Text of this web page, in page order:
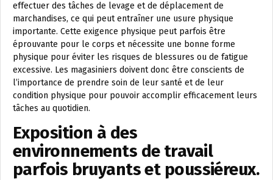
effectuer des tâches de levage et de déplacement de
marchandises, ce qui peut entraîner une usure physique
importante. Cette exigence physique peut parfois être
éprouvante pour le corps et nécessite une bonne forme
physique pour éviter les risques de blessures ou de fatigue
excessive. Les magasiniers doivent donc être conscients de
l’importance de prendre soin de leur santé et de leur
condition physique pour pouvoir accomplir efficacement leurs
tâches au quotidien.
Exposition à des
environnements de travail
parfois bruyants et poussiéreux.